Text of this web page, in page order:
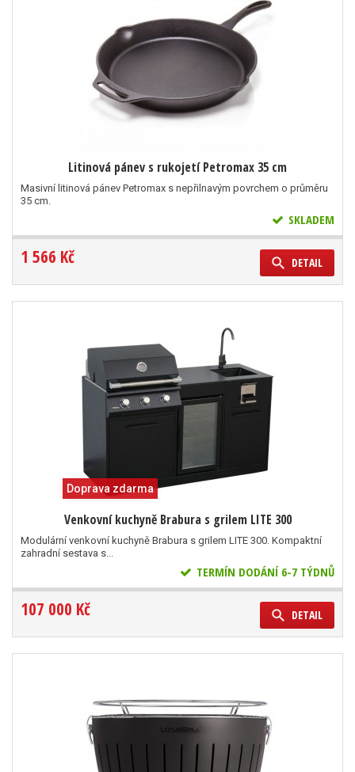
Litinová pánev s rukojetí Petromax 35 cm
Masivní litinová pánev Petromax s nepřilnavým povrchem o průměru
35 cm.
SKLADEM
1 566 Kč DETAIL
Doprava zdarma
Venkovní kuchyně Brabura s grilem LITE 300
Modulární venkovní kuchyně Brabura s grilem LITE 300. Kompaktní
zahradní sestava s...
TERMÍN DODÁNÍ 6-7 TÝDNŮ
107 000 Kč DETAIL